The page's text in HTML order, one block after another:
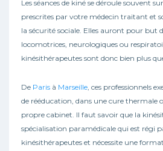
Les séances de kiné se déroule souvent
prescrites par votre médecin traitant et
la sécurité sociale. Elles auront pour but
locomotrices, neurologiques ou
kinésithérapeutes sont donc bien plus
De Paris à Marseille, ces professionnels
de rééducation, dans une cure thermale
propre cabinet. Il faut savoir que la
spécialisation paramédicale qui est régi
kinésithérapeutes et nécessite une